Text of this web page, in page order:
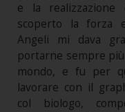
e la realizzazione
scoperto la forza
Angeli mi dava
portarne sempre
mondo, e fu per
lavorare con il
col biologo,